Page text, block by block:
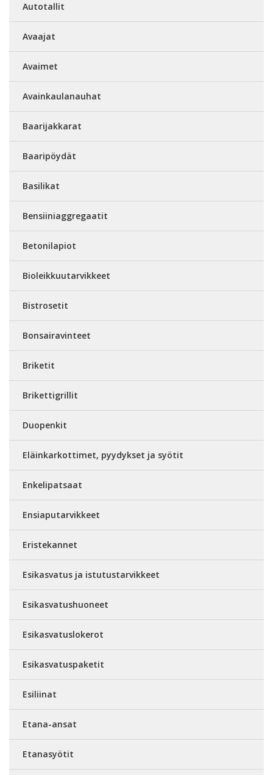
Autotallit
Avaajat
Avaimet
Avainkaulanauhat
Baarijakkarat
Baaripöydät
Basilikat
Bensiiniaggregaatit
Betonilapiot
Bioleikkuutarvikkeet
Bistrosetit
Bonsairavinteet
Briketit
Brikettigrillit
Duopenkit
Eläinkarkottimet, pyydykset ja syötit
Enkelipatsaat
Ensiaputarvikkeet
Eristekannet
Esikasvatus ja istutustarvikkeet
Esikasvatushuoneet
Esikasvatuslokerot
Esikasvatuspaketit
Esiliinat
Etana-ansat
Etanasyötit